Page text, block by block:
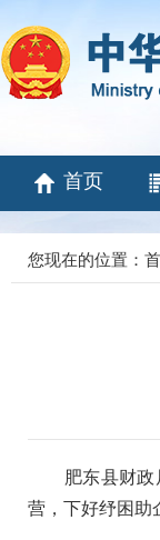
首页
您现在的位置：
肥东县财政局
营，下好纾困助